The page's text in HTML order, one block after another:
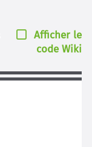
Afficher le
code Wiki